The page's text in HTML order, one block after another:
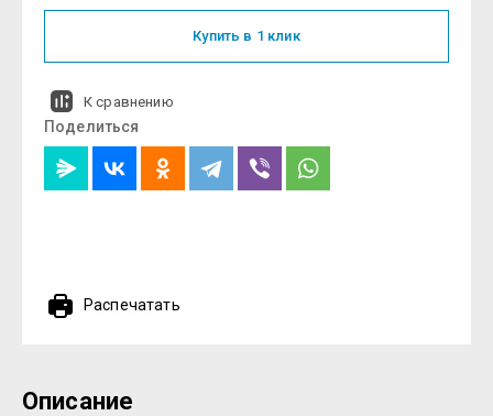
Купить в 1 клик
К сравнению
Поделиться
Распечатать
Описание